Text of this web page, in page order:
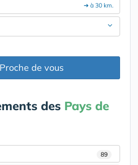
➔ à 30 km.
de vous
des Pays de
89